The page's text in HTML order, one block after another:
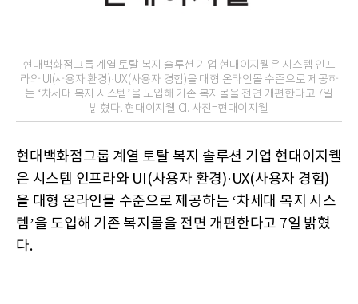
현대백화점그룹 계열 토탈 복지 솔루션 기업 현대이지웰은 시스템 인프
라와 UI(사용자 환경)·UX(사용자 경험)을 대형 온라인몰 수준으로 제공하
는 ‘차세대 복지 시스템’을 도입해 기존 복지몰을 전면 개편한다고 7일
밝혔다. 현대이지웰 CI. 사진=현대이지웰
현대백화점그룹 계열 토탈 복지 솔루션 기업 현대이지웰
은 시스템 인프라와 UI(사용자 환경)·UX(사용자 경험)
을 대형 온라인몰 수준으로 제공하는 ‘차세대 복지 시스
템’을 도입해 기존 복지몰을 전면 개편한다고 7일 밝혔
다.